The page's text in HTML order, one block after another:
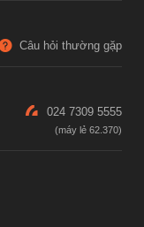
Câu hỏi thường gặp
024 7309 5555